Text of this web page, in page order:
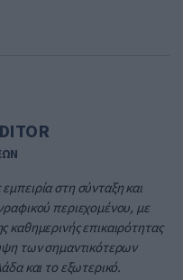
στη σύνταξη και
περιεχομένου, με
καθημερινής επικαιρότητας
των σημαντικότερων
και το εξωτερικό.